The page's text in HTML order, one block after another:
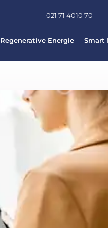
021 71 4010 70
Regenerative Energie Smart